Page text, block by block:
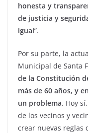
honesta y
de justicia y
igual”.
Por su parte, la
Municipal de Santa
de la Constitución
más de 60 años, y
un problema. Hoy
de los vecinos y
crear nuevas